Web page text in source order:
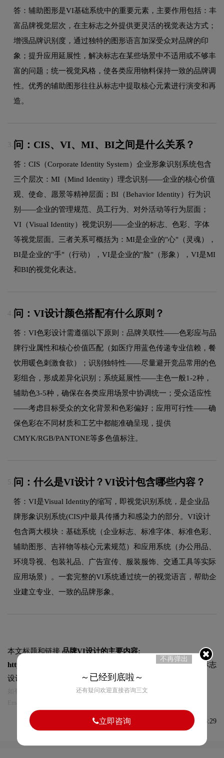
答：辅助图形是VI基础系统中的重要元素，主要作用包括：丰
富品牌视觉层次，在主标志之外提供更灵活的视觉表达方式；
增强品牌识别度，通过独特的图形语言加深受众对品牌的印
象；提升应用延展性，解决标志在某些场景中不适用或不够丰
富的问题；统一视觉风格，使各类应用物料保持一致的品牌调
性。优秀的辅助图形往往从标志中提取核心元素进行演变和再
造。
3. 问：CIS、VI、MI、BI之间是什么关系？
答：CIS（Corporate Identity System）企业形象识别系统包含
三个层次：MI（Mind Identity）理念识别——企业的核心价值
观、使命、愿景等精神层面；BI（Behavior Identity）行为识
别——企业的管理规范、员工行为、对外活动等行为层面；
VI（Visual Identity）视觉识别——企业的标志、色彩、字体
等视觉层面。三者关系可概括为：MI是企业的"心"（灵魂），
BI是企业的"手"（行动），VI是企业的"脸"（形象），VI是MI
和BI的视觉化表达。
4. 问：VI设计颜色搭配有什么原则？
答：VI色彩设计需遵循以下原则：品牌关联性——色彩应与品
牌行业属性和核心价值匹配（如医疗用蓝色传递专业信赖，餐
饮用暖色刺激食欲）；识别独特性——尽量避开竞品常用的色
彩组合，形成差异化识别；系统延展性——主色一般1-2种，
辅助色3-5种，确保在各类应用场景中协调统一；受众适应性
——考虑目标受众的文化背景和色彩偏好；应用可行性——确
保色彩在不同材质和工艺中都能准确呈现，提供
CMYK/RGB/PANTONE等多色值标注。
5. 问：什么是VI设计？VI设计包含哪些内容？
答：VI是Visual Identity的缩写，即视觉识别系统，是企业品
牌形象识别系统(CIS)中最具传播力和感染力的部分。VI设计
包含两大模块：基础系统（企业标志、标准字体、标准色彩、
辅助图形、吉祥物等核心元素规范）和应用系统（办公用品、
环境导视、包装礼品、广告宣传、服装服饰、交通工具等实际
应用场景）。一套完整的VI系统通过统一的视觉语言，帮助企
业建立专业、一致的品牌形象。
本文标题和链接 品牌VI设计的主要内容:
https://logo9.net/works/9650.html
转载时请注明出处为诗宸标志
设计及本链接!
如有内容侵犯您的合法权益，请及时与我们联系
发布于2022-08-26 08:28:29
不再弹出
～已经到底啦～
还有疑问欢迎直接咨询三文
立即咨询